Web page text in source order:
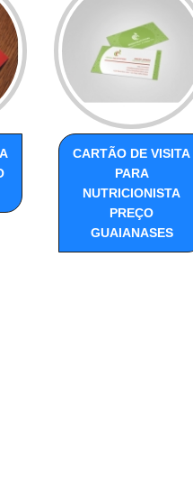
CARTÃO DE VISITA
PARA
NUTRICIONISTA
PREÇO
GUAIANASES